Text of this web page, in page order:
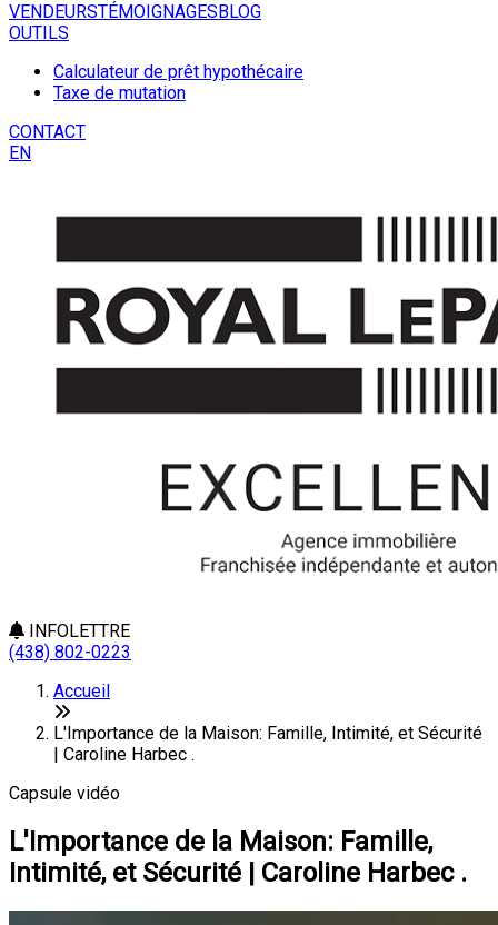
VENDEURSTÉMOIGNAGESBLOG
OUTILS
Calculateur de prêt hypothécaire
Taxe de mutation
CONTACT
EN
INFOLETTRE
(438) 802-0223
Accueil
L'Importance de la Maison: Famille, Intimité, et Sécurité
| Caroline Harbec .
Capsule vidéo
L'Importance de la Maison: Famille,
Intimité, et Sécurité | Caroline Harbec .